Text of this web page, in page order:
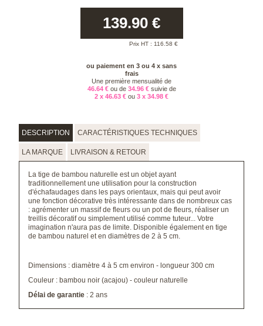
139.90 €
Prix HT : 116.58 €
ou paiement en 3 ou 4 x sans
frais
Une première mensualité de
46.64 € ou de 34.96 € suivie de
2 x 46.63 € ou 3 x 34.98 €
DESCRIPTION CARACTÉRISTIQUES TECHNIQUES
LA MARQUE LIVRAISON & RETOUR
La tige de bambou naturelle est un objet ayant
traditionnellement une utilisation pour la construction
d'échafaudages dans les pays orientaux, mais qui peut avoir
une fonction décorative très intéressante dans de nombreux cas
: agrémenter un massif de fleurs ou unpot de fleurs, réaliser un
treillis décoratif ou simplement utilisé comme tuteur... Votre
imagination n'aura pas de limite. Disponible également en tige
de bambou naturel et en diamètres de 2 à 5 cm.
Dimensions : diamètre 4 à 5 cm environ - longueur 300 cm
Couleur : bambou noir (acajou) - couleur naturelle
Délai de garantie : 2 ans